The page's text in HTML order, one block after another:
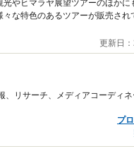
やヒマラヤ展望ツアーのほかに
な特色のあるツアーが販売され
更新日
リサーチ、メディアコーディネ
プ